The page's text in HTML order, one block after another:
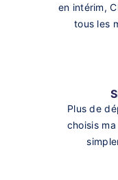
en intérim,
tous les
Plus de
choisis